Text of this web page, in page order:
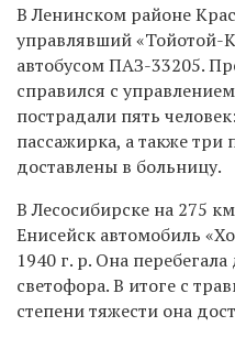
В Ленинском районе
управлявший «Тойотой-
автобусом ПАЗ-33205.
справился с
пострадали пять
пассажирка, а также три
доставлены в больницу.
В Лесосибирске на 275
Енисейск автомобиль
1940 г. р. Она
светофора. В итоге с
степени тяжести она